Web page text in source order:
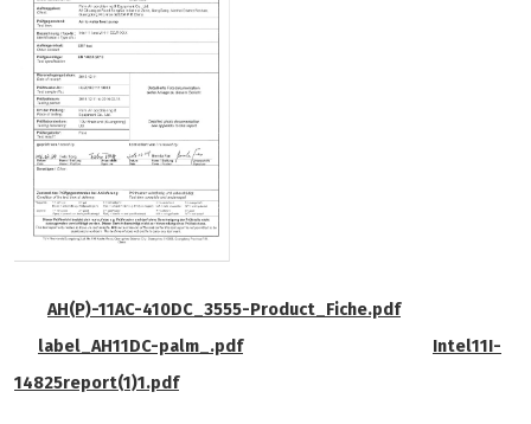
AH(P)-11AC-410DC_3555-Product_Fiche.pdf
label_AH11DC-palm_.pdf
Intel11I-
14825report(1)1.pdf